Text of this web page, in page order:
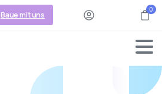
Baue mit uns
0